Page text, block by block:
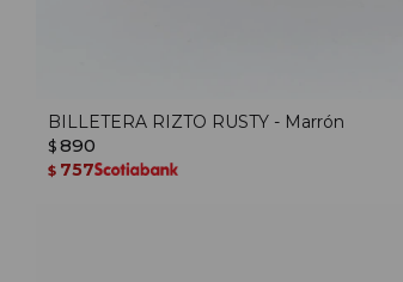
BILLETERA RIZTO RUSTY - Marrón
$ 890
$ 757